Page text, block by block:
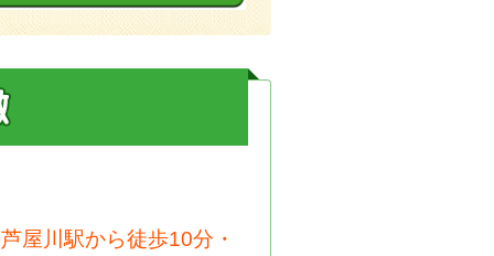
屋川駅から徒歩10分・